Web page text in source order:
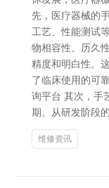
先，医疗器械的
工艺、性能测试
物相容性、历久
精度和明白性。
了临床使用的可
询平台 其次，手
期。从研发阶段
维修资讯